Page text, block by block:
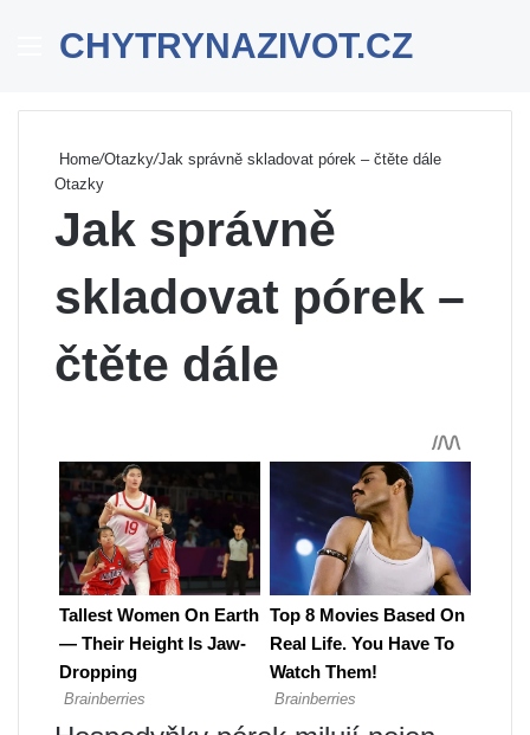
Menu
CHYTRYNAZIVOT.CZ
Home/Otazky/Jak správně skladovat pórek – čtěte dále
Otazky
Jak správně
skladovat pórek –
čtěte dále